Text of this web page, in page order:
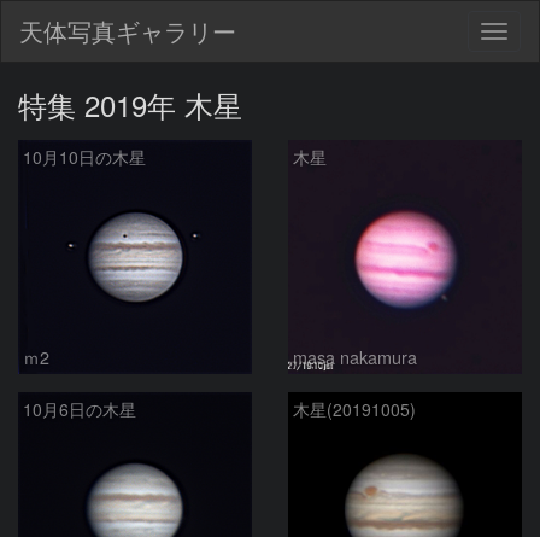
天体写真ギャラリー
特集 2019年 木星
10月10日の木星
ｍ2
木星
masa nakamura
10月6日の木星 木星(20191005)